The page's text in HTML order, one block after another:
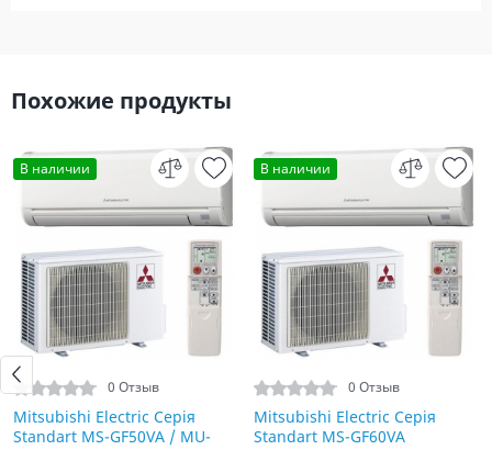
Похожие продукты
В наличии
0 Отзыв
Mitsubishi Electric Серія
Standart MS-GF50VA / MU-
В наличии
0 Отзыв
Mitsubishi Electric Серія
Standart MS-GF60VA